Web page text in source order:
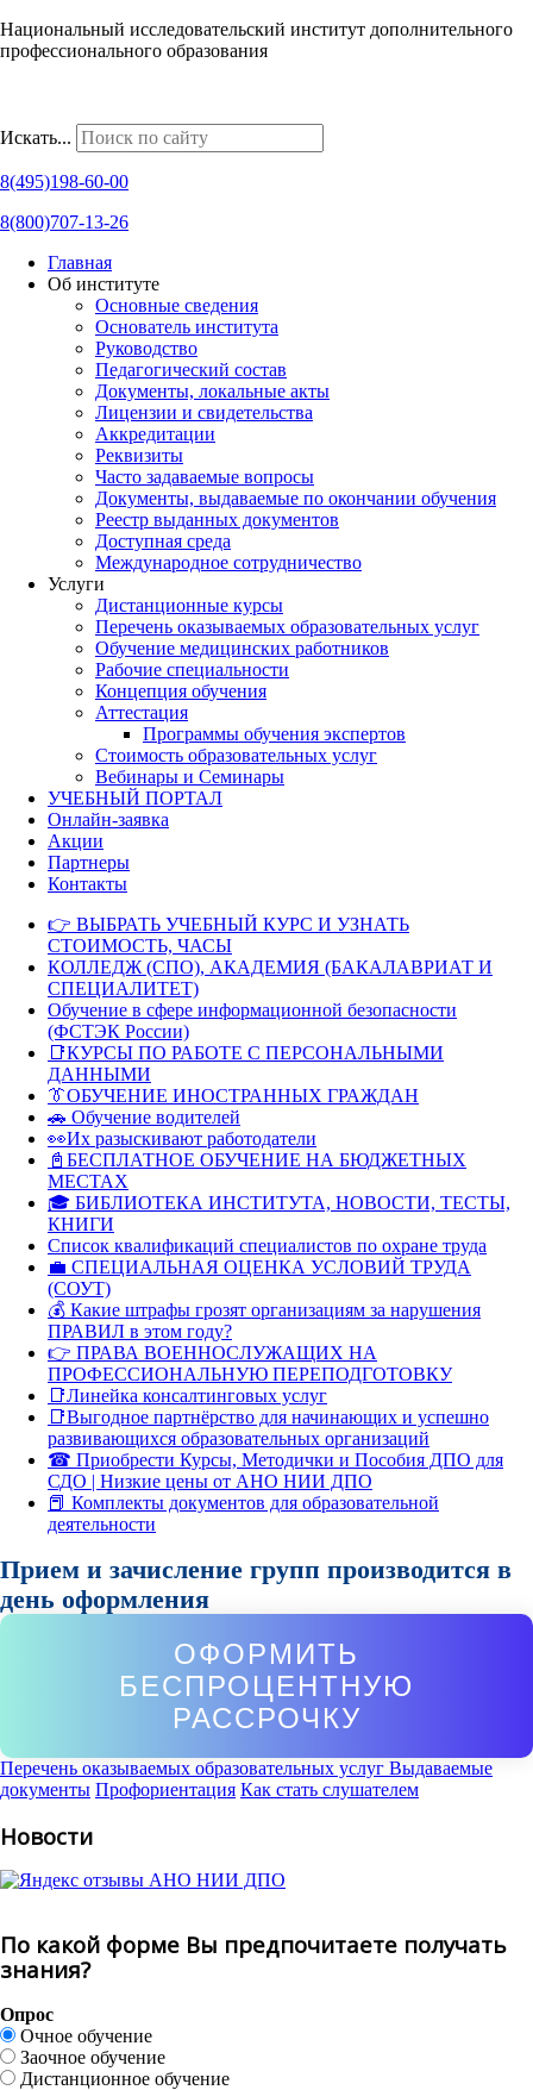
Национальный исследовательский институт дополнительного
профессионального образования
Искать...
8(495)198-60-00
8(800)707-13-26
Главная
Об институте
Основные сведения
Основатель института
Руководство
Педагогический состав
Документы, локальные акты
Лицензии и свидетельства
Аккредитации
Реквизиты
Часто задаваемые вопросы
Документы, выдаваемые по окончании обучения
Реестр выданных документов
Доступная среда
Международное сотрудничество
Услуги
Дистанционные курсы
Перечень оказываемых образовательных услуг
Обучение медицинских работников
Рабочие специальности
Концепция обучения
Аттестация
Программы обучения экспертов
Стоимость образовательных услуг
Вебинары и Семинары
УЧЕБНЫЙ ПОРТАЛ
Онлайн-заявка
Акции
Партнеры
Контакты
👉 ВЫБРАТЬ УЧЕБНЫЙ КУРС И УЗНАТЬ
СТОИМОСТЬ, ЧАСЫ
КОЛЛЕДЖ (СПО), АКАДЕМИЯ (БАКАЛАВРИАТ И
СПЕЦИАЛИТЕТ)
Обучение в сфере информационной безопасности
(ФСТЭК России)
📑КУРСЫ ПО РАБОТЕ С ПЕРСОНАЛЬНЫМИ
ДАННЫМИ
👔ОБУЧЕНИЕ ИНОСТРАННЫХ ГРАЖДАН
🚗 Обучение водителей
👀Их разыскивают работодатели
📓БЕСПЛАТНОЕ ОБУЧЕНИЕ НА БЮДЖЕТНЫХ
МЕСТАХ
🎓 БИБЛИОТЕКА ИНСТИТУТА, НОВОСТИ, ТЕСТЫ,
КНИГИ
Список квалификаций специалистов по охране труда
💼 СПЕЦИАЛЬНАЯ ОЦЕНКА УСЛОВИЙ ТРУДА
(СОУТ)
💰 Какие штрафы грозят организациям за нарушения
ПРАВИЛ в этом году?
👉 ПРАВА ВОЕННОСЛУЖАЩИХ НА
ПРОФЕССИОНАЛЬНУЮ ПЕРЕПОДГОТОВКУ
📑Линейка консалтинговых услуг
📑Выгодное партнёрство для начинающих и успешно
развивающихся образовательных организаций
☎ Приобрести Курсы, Методички и Пособия ДПО для
СДО | Низкие цены от АНО НИИ ДПО
📕 Комплекты документов для образовательной
деятельности
Прием и зачисление групп производится в
день оформления
ОФОРМИТЬ
БЕСПРОЦЕНТНУЮ
РАССРОЧКУ
Перечень оказываемых образовательных услуг Выдаваемые
документы Профориентация Как стать слушателем
Новости
По какой форме Вы предпочитаете получать
знания?
Опрос
Очное обучение
Заочное обучение
Дистанционное обучение